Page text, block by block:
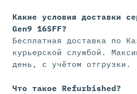
Какие условия доставки
Gen9 16SFF?
Бесплатная доставка по
курьерской службой.
день, с учётом отгрузки.
Что такое Refurbished?